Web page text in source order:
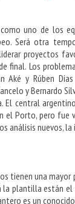
uno de los
Será otra
proyectos
final. Los
Aké y Rúben
y Bernardo
El central
el Porto, pero fue
análisis nuevos,
tienen una
la plantilla están el
es un